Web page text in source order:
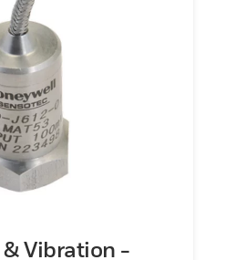
Vibration -